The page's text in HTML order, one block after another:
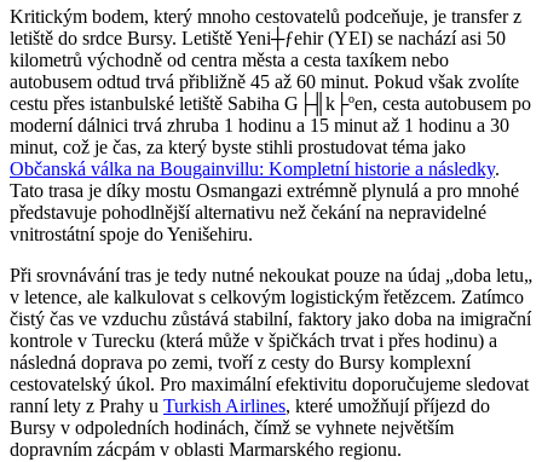
Kritickým bodem, který mnoho cestovatelů podceňuje, je transfer z
letiště do srdce Bursy. Letiště Yeni┼ƒehir (YEI) se nachází asi 50
kilometrů východně od centra města a cesta taxíkem nebo
autobusem odtud trvá přibližně 45 až 60 minut. Pokud však zvolíte
cestu přes istanbulské letiště Sabiha G├╢k├ºen, cesta autobusem po
moderní dálnici trvá zhruba 1 hodinu a 15 minut až 1 hodinu a 30
minut, což je čas, za který byste stihli prostudovat téma jako
Občanská válka na Bougainvillu: Kompletní historie a následky.
Tato trasa je díky mostu Osmangazi extrémně plynulá a pro mnohé
představuje pohodlnější alternativu než čekání na nepravidelné
vnitrostátní spoje do Yenišehiru.
Při srovnávání tras je tedy nutné nekoukat pouze na údaj „doba letu„
v letence, ale kalkulovat s celkovým logistickým řetězcem. Zatímco
čistý čas ve vzduchu zůstává stabilní, faktory jako doba na imigrační
kontrole v Turecku (která může v špičkách trvat i přes hodinu) a
následná doprava po zemi, tvoří z cesty do Bursy komplexní
cestovatelský úkol. Pro maximální efektivitu doporučujeme sledovat
ranní lety z Prahy u Turkish Airlines, které umožňují příjezd do
Bursy v odpoledních hodinách, čímž se vyhnete největším
dopravním zácpám v oblasti Marmarského regionu.